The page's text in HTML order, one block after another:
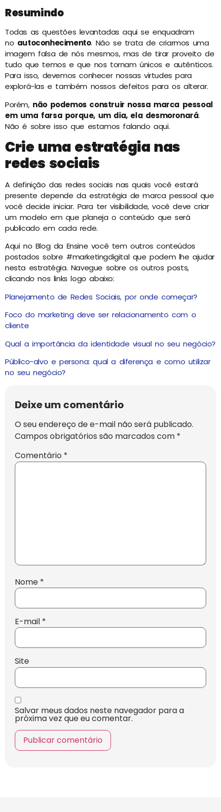
Resumindo
Todas as questões levantadas aqui se enquadram
no autoconhecimento. Não se trata de criarmos uma
imagem falsa de nós mesmos, mas de tirar proveito de
tudo que temos e que nos tornam únicos e autênticos.
Para isso, devemos conhecer nossas virtudes para
explorá-las e também nossos defeitos para os alterar.
Porém, não podemos construir nossa marca pessoal
em uma farsa porque, um dia, ela desmoronará.
Não é sobre isso que estamos falando aqui.
Crie uma estratégia nas
redes sociais
A definição das redes sociais nas quais você estará
presente depende da estratégia de marca pessoal que
você decide iniciar. Para ter visibilidade, você deve criar
um modelo em que planeja o conteúdo que será
publicado em cada rede.
Aqui no Blog da Ensine você tem outros conteúdos
postados sobre #marketingdigital que podem lhe ajudar
nesta estratégia. Navegue sobre os outros posts,
clicando nos links logo abaixo:
Planejamento de Redes Sociais, por onde começar?
Foco do marketing deve ser relacionamento com o
cliente
Qual a importância da identidade visual no seu negócio?
Público-alvo e persona: qual a diferença e como utilizar
no seu negócio?
Deixe um comentário
O seu endereço de e-mail não será publicado.
Campos obrigatórios são marcados com *
Comentário *
Nome *
E-mail *
Site
Salvar meus dados neste navegador para a
próxima vez que eu comentar.